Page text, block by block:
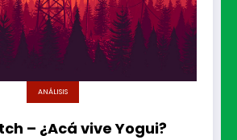
ANÁLISIS
– ¿Acá vive Yogui?